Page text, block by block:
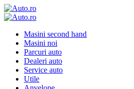
Masini second hand
Masini noi
Parcuri auto
Dealeri auto
Service auto
Utile